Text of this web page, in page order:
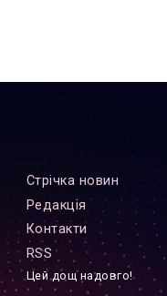
Стрiчка новин
Редакцiя
Контакти
RSS
Цей дощ надовго!